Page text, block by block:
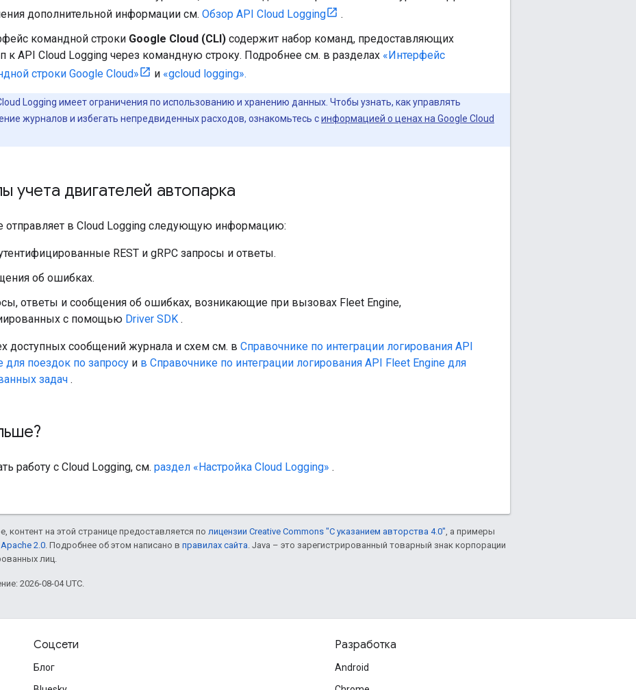
дополнительной информации см. Обзор API Cloud Logging
.
командной строки Google Cloud (CLI) содержит набор команд, предоставляющих
к API Cloud Logging через командную строку. Подробнее см. в разделах «Интерфейс
строки Google Cloud»
и «gcloud logging».
Logging имеет ограничения по использованию и хранению данных. Чтобы узнать, как управлять
журналов и избегать непредвиденных расходов, ознакомьтесь синформацией о ценах на Google Cloud
учета двигателей автопарка
отправляет в Cloud Logging следующую информацию:
REST и gRPC запросы и ответы.
об ошибках.
ответы и сообщения об ошибках, возникающие при вызовах Fleet Engine,
с помощью Driver SDK .
доступных сообщений журнала и схем см. в Справочнике по интеграции логирования API
для поездок по запросу и в Справочнике по интеграции логирования API Fleet Engine для
задач .
работу с Cloud Logging, см. раздел «Настройка Cloud Logging» .
контент на этой странице предоставляется по лицензии Creative Commons "С указанием авторства 4.0" , а примеры
2.0 . Подробнее об этом написано в правилах сайта . Java – это зарегистрированный товарный знак корпорации
лиц.
2026-08-04 UTC.
Соцсети
Блог
Разработка
Android